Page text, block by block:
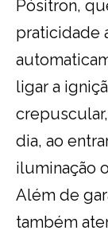
Pósitron,
praticidade
ligar a
dia, ao
iluminação
Além de
também